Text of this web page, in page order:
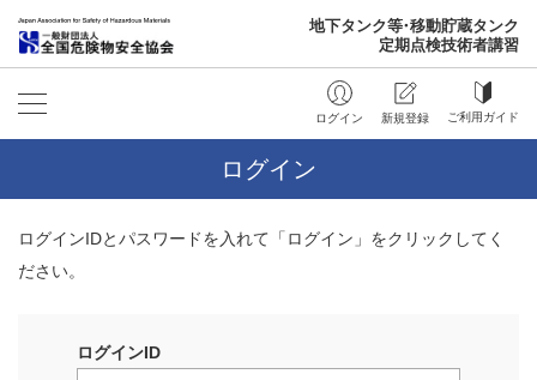
ログイン 新規登録 ご利用ガイド
ログイン
ログインIDとパスワードを入れて「ログイン」をクリックしてく
ださい。
ログインID